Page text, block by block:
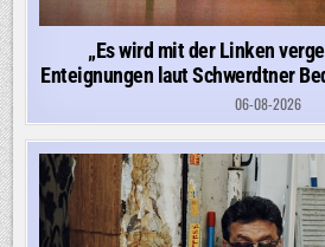
„Es wird mit der Linken
Enteignungen laut Schwerdtner
06-08-2026